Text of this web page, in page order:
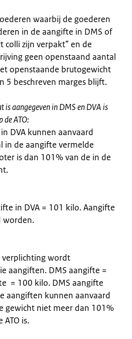
waarbij de goederen
in de aangifte in DMS of
colli zijn verpakt” en de
geen openstaand aantal
openstaande brutogewicht
5 beschreven marges blijft.
is aangegeven in DMS en DVA is
de ATO:
DVA kunnen aanvaard
in de aangifte vermelde
is dan 101% van de in de
in DVA = 101 kilo. Aangifte
worden.
verplichting wordt
aangiften. DMS aangifte =
= 100 kilo. DMS aangifte
aangiften kunnen aanvaard
gewicht niet meer dan 101%
is.